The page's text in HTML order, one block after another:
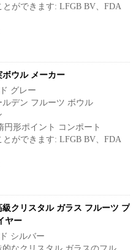
とができます: LFGB BV、FDA
ウル メーカー
グレー
ルデン フルーツ ボウル
円形ポイント コンポート
とができます: LFGB BV、FDA
クリスタル ガラス フルーツ プ
ヤー
シルバー